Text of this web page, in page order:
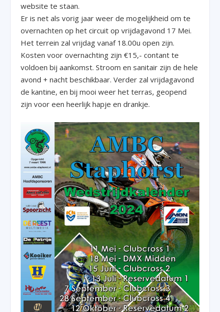
website te staan.
Er is net als vorig jaar weer de mogelijkheid om te
overnachten op het circuit op vrijdagavond 17 Mei.
Het terrein zal vrijdag vanaf 18.00u open zijn.
Kosten voor overnachting zijn €15,- contant te
voldoen bij aankomst. Stroom en sanitair zijn de hele
avond + nacht beschikbaar. Verder zal vrijdagavond
de kantine, en bij mooi weer het terras, geopend
zijn voor een heerlijk hapje en drankje.